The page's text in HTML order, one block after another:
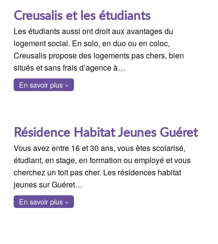
Creusalis et les étudiants
Les étudiants aussi ont droit aux avantages du
logement social. En solo, en duo ou en coloc,
Creusalis propose des logements pas chers, bien
situés et sans frais d’agence à…
En savoir plus »
Résidence Habitat Jeunes Guéret
Vous avez entre 16 et 30 ans, vous êtes scolarisé,
étudiant, en stage, en formation ou employé et vous
cherchez un toit pas cher. Les résidences habitat
jeunes sur Guéret…
En savoir plus »